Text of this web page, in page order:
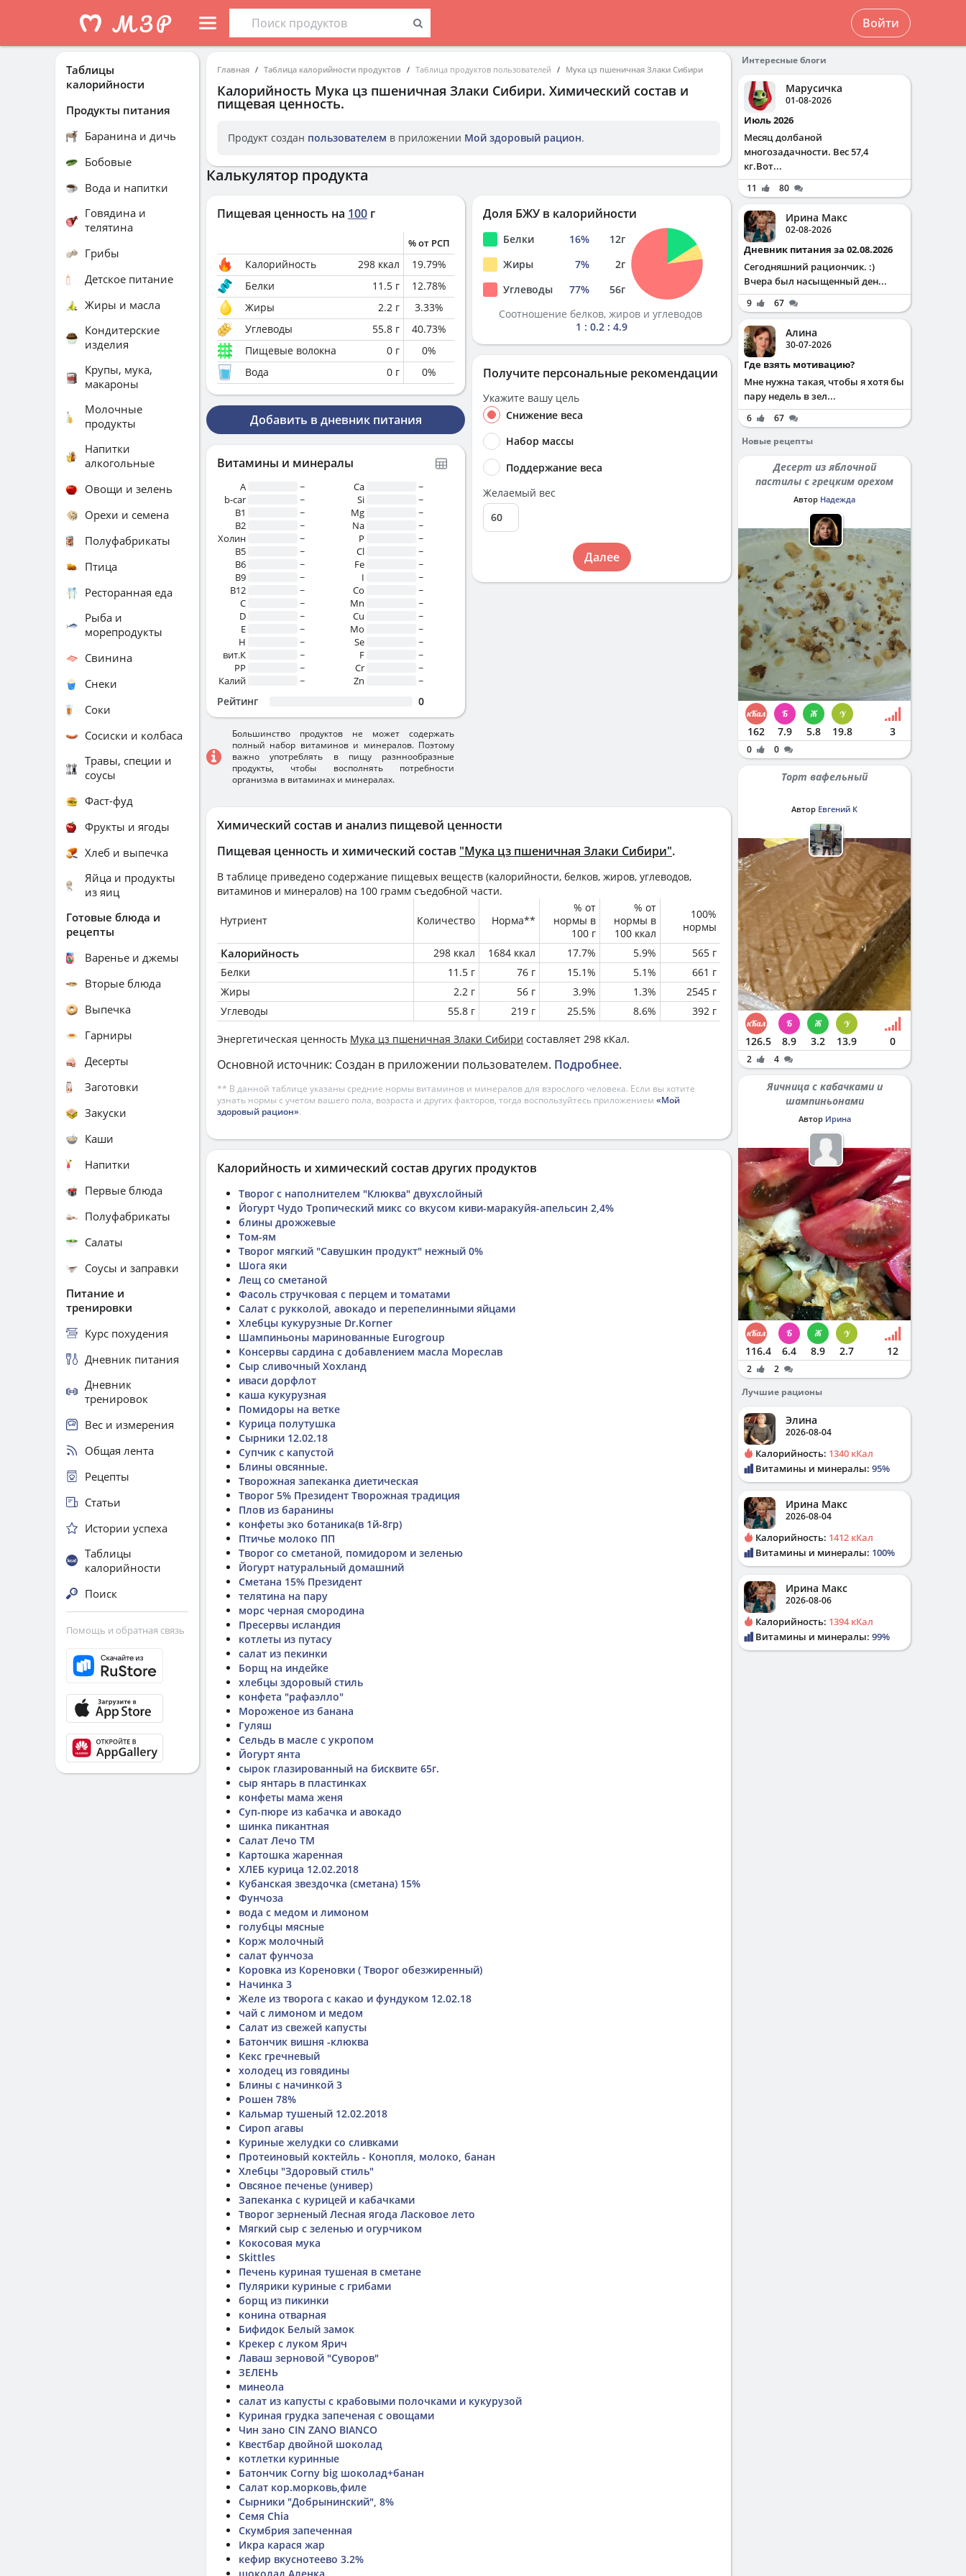
Войти
Главная Таблица калорийности продуктов Таблица продуктов пользователей Мука цз пшеничная Злаки Сибири
Калорийность Мука цз пшеничная Злаки Сибири. Химический состав и
пищевая ценность.
Продукт создан пользователем в приложении Мой здоровый рацион.
Химический состав и анализ пищевой ценности
Пищевая ценность и химический состав "Мука цз пшеничная Злаки Сибири".
В таблице приведено содержание пищевых веществ (калорийности, белков, жиров, углеводов,
витаминов и минералов) на 100 грамм съедобной части.
Нутриент Количество Норма**
% от
нормы в
100 г
% от
нормы в
100 ккал
100%
нормы
Калорийность 298 ккал 1684 ккал 17.7% 5.9%
565 г
Белки
11.5 г 76 г 15.1% 5.1%
661 г
Жиры
2.2 г 56 г 3.9% 1.3%
2545 г
Углеводы
55.8 г 219 г 25.5% 8.6% 392 г
Энергетическая ценность Мука цз пшеничная Злаки Сибири составляет 298 кКал.
Основной источник: Создан в приложении пользователем. Подробнее.
** В данной таблице указаны средние нормы витаминов и минералов для взрослого человека. Если вы хотите
узнать нормы с учетом вашего пола, возраста и других факторов, тогда воспользуйтесь приложением «Мой
здоровый рацион».
Калькулятор продукта
Пищевая ценность на 100 г
% от РСП
Калорийность 298 ккал 19.79%
Белки
11.5 г 12.78%
Жиры
2.2 г 3.33%
Углеводы
55.8 г 40.73%
Пищевые волокна
0 г 0%
Вода
0 г 0%
Добавить в дневник питания
Витамины и минералы
A
~
b-car
~
В1
~
B2
~
Холин
~
B5
~
B6
~
B9
~
B12
~
C
~
D
~
E
~
H
~
вит.К
~
PP
~
Калий
~
Ca
~
Si
~
Mg
~
Na
~
P
~
Cl
~
Fe
~
I
~
Co
~
Mn
~
Cu
~
Mo
~
Se
~
F
~
Cr
~
Zn
~
Рейтинг 0
Большинство продуктов не может содержать
полный набор витаминов и минералов. Поэтому
важно употреблять в пищу разннообразные
продукты, чтобы восполнять потребности
организма в витаминах и минералах.
Доля БЖУ в калорийности
Белки 16% 12г
Жиры
7% 2г
Углеводы
77% 56г
Соотношение белков, жиров и углеводов
1 : 0.2 : 4.9
Получите персональные рекомендации
Укажите вашу цель
Снижение веса
Набор массы
Поддержание веса
Желаемый вес
Далее
Калорийность и химический состав других продуктов
Творог с наполнителем "Клюква" двухслойный
Йогурт Чудо Тропический микс со вкусом киви-маракуйя-апельсин 2,4%
блины дрожжевые
Том-ям
Творог мягкий "Савушкин продукт" нежный 0%
Шога яки
Лещ со сметаной
Фасоль стручковая с перцем и томатами
Салат с рукколой, авокадо и перепелинными яйцами
Хлебцы кукурузные Dr.Korner
Шампиньоны маринованные Eurogroup
Консервы сардина с добавлением масла Мореслав
Сыр сливочный Хохланд
иваси дорфлот
каша кукурузная
Помидоры на ветке
Курица полутушка
Сырники 12.02.18
Супчик с капустой
Блины овсянные.
Творожная запеканка диетическая
Творог 5% Президент Творожная традиция
Плов из баранины
конфеты эко ботаника(в 1й-8гр)
Птичье молоко ПП
Творог со сметаной, помидором и зеленью
Йогурт натуральный домашний
Сметана 15% Президент
телятина на пару
морс черная смородина
Пресервы исландия
котлеты из путасу
салат из пекинки
Борщ на индейке
хлебцы здоровый стиль
конфета "рафаэлло"
Мороженое из банана
Гуляш
Сельдь в масле с укропом
Йогурт янта
сырок глазированный на бисквите 65г.
сыр янтарь в пластинках
конфеты мама женя
Суп-пюре из кабачка и авокадо
шинка пикантная
Салат Лечо ТМ
Картошка жаренная
ХЛЕБ курица 12.02.2018
Кубанская звездочка (сметана) 15%
Фунчоза
вода с медом и лимоном
голубцы мясные
Корж молочный
салат фунчоза
Коровка из Кореновки ( Творог обезжиренный)
Начинка 3
Желе из творога с какао и фундуком 12.02.18
чай с лимоном и медом
Салат из свежей капусты
Батончик вишня -клюква
Кекс гречневый
холодец из говядины
Блины с начинкой 3
Рошен 78%
Кальмар тушеный 12.02.2018
Сироп агавы
Куриные желудки со сливками
Протеиновый коктейль - Конопля, молоко, банан
Хлебцы "Здоровый стиль"
Овсяное печенье (универ)
Запеканка с курицей и кабачками
Творог зерненый Лесная ягода Ласковое лето
Мягкий сыр с зеленью и огурчиком
Кокосовая мука
Skittles
Печень куриная тушеная в сметане
Пулярики куриные с грибами
борщ из пикинки
конина отварная
Бифидок Белый замок
Крекер с луком Ярич
Лаваш зерновой "Суворов"
ЗЕЛЕНЬ
минеола
салат из капусты с крабовыми полочками и кукурузой
Куриная грудка запеченая с овощами
Чин зано CIN ZANO BIANCO
Квестбар двойной шоколад
котлетки куринные
Батончик Corny big шоколад+банан
Салат кор.морковь,филе
Сырники "Добрынинский", 8%
Семя Chia
Скумбрия запеченная
Икра карася жар
кефир вкуснотеево 3.2%
Таблицы
калорийности
Продукты питания
Баранина и дичь
Бобовые
Вода и напитки
Говядина и
телятина
Грибы
Детское питание
Жиры и масла
Кондитерские
изделия
Крупы, мука,
макароны
Молочные
продукты
Напитки
алкогольные
Овощи и зелень
Орехи и семена
Полуфабрикаты
Птица
Ресторанная еда
Рыба и
морепродукты
Свинина
Снеки
Соки
Сосиски и колбаса
Травы, специи и
соусы
Фаст-фуд
Фрукты и ягоды
Хлеб и выпечка
Яйца и продукты
из яиц
Готовые блюда и
рецепты
Варенье и джемы
Вторые блюда
Выпечка
Гарниры
Десерты
Заготовки
Закуски
Каши
Напитки
Первые блюда
Полуфабрикаты
Салаты
Соусы и заправки
Питание и
тренировки
Курс похудения
Дневник питания
Дневник
тренировок
Вес и измерения
Общая лента
Рецепты
Статьи
Истории успеха
Таблицы
калорийности
Поиск
Помощь и обратная связь
Интересные блоги
Марусичка
01-08-2026
Июль 2026
Месяц долбаной
многозадачности. Вес 57,4
кг.Вот...
11 80
Ирина Макс
02-08-2026
Дневник питания за 02.08.2026
Сегодняшний рациончик. :)
Вчера был насыщенный ден...
9 67
Алина
30-07-2026
Где взять мотивацию?
Мне нужна такая, чтобы я хотя бы
пару недель в зел...
6
67
Новые рецепты
Десерт из яблочной
пастилы с грецким орехом
Автор Надежда
162 7.9 5.8 19.8 3
0 0
Торт вафельный
Автор Евгений К
126.5 8.9 3.2 13.9 0
2 4
Яичница с кабачками и
шампиньонами
Автор Ирина
116.4 6.4 8.9 2.7 12
2
2
Лучшие рационы
Элина
2026-08-04
Калорийность: 1340 кКал
Витамины и минералы: 95%
Ирина Макс
2026-08-04
Калорийность: 1412 кКал
Витамины и минералы: 100%
Ирина Макс
2026-08-06
Калорийность: 1394 кКал
Витамины и минералы: 99%